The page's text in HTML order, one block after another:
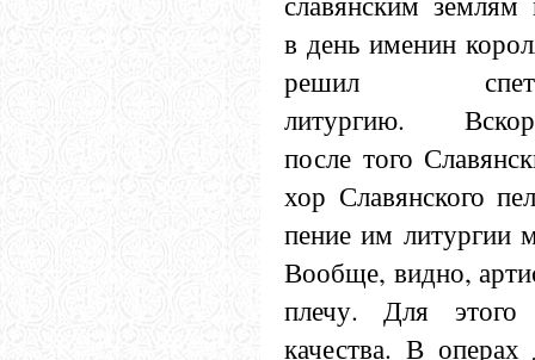
в день именин
решил
литургию.
после того
хор Славянского
пение им литургии
Вообще, видно,
плечу. Для
качества. В